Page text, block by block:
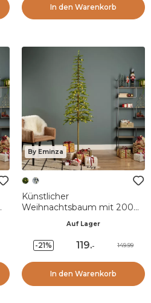
In den Warenkorb
By Eminza
Künstlicher
Weihnachtsbaum mit 200
TannengrünAuf Lager
-21% 119.- 149.99
In den Warenkorb